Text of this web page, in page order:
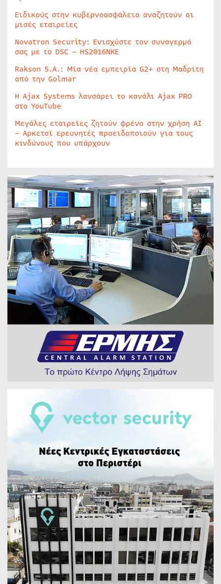
Ειδικούς στην κυβερνοασφάλεια αναζητούν οι
μισές εταιρείες
Novatron Security: Ενισχύστε τον συναγερμό
σας με το DSC – HS2016NKE
Rakson S.A.: Μία νέα εμπειρία G2+ στη Μαδρίτη
από την Golmar
Η Ajax Systems λανσάρει το κανάλι Ajax PRO
στο YouTube
Μεγάλες εταιρείες ζητούν φρένο στην χρήση AI
– Αρκετοί ερευνητές προειδοποιούν για τους
κινδύνους που υπάρχουν